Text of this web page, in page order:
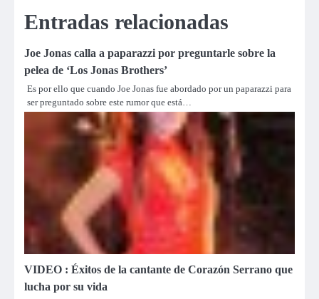
Entradas relacionadas
Joe Jonas calla a paparazzi por preguntarle sobre la
pelea de ‘Los Jonas Brothers’
Es por ello que cuando Joe Jonas fue abordado por un paparazzi para
ser preguntado sobre este rumor que está…
VIDEO : Éxitos de la cantante de Corazón Serrano que
lucha por su vida